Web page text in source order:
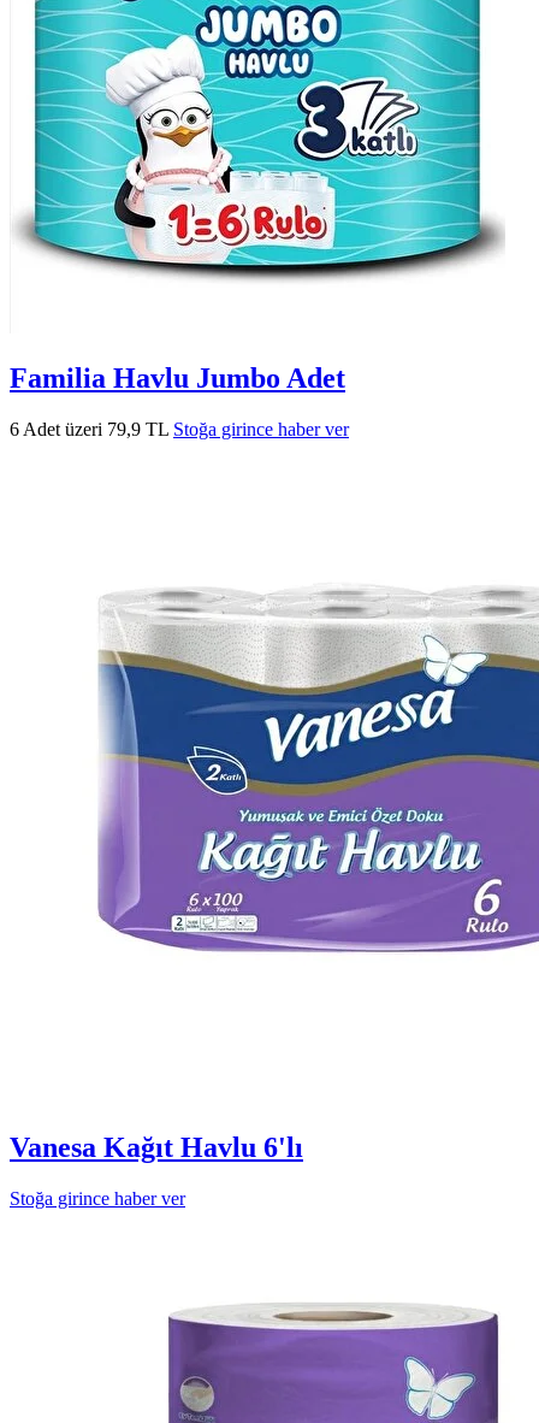
Familia Havlu Jumbo Adet
6 Adet üzeri 79,9 TL Stoğa girince haber ver
Vanesa Kağıt Havlu 6'lı
Stoğa girince haber ver